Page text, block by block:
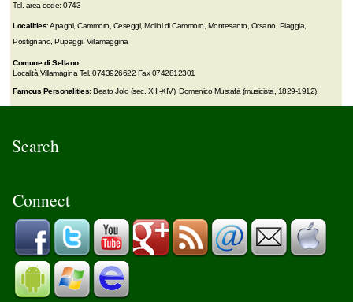
Tel. area code: 0743
Localities: Apagni, Cammoro, Ceseggi, Molini di Cammoro, Montesanto, Orsano, Piaggia,
Postignano, Pupaggi, Villamaggina
Comune di Sellano
Località Villamagina Tel. 0743926622 Fax 0742812301
Famous Personalities: Beato Jolo (sec. XIII-XIV); Domenico Mustafà (musicista, 1829-1912).
Search
Connect